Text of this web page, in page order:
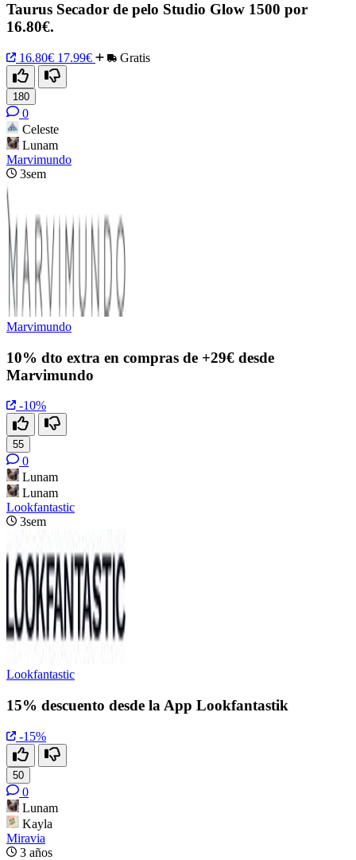
Taurus Secador de pelo Studio Glow 1500 por
16.80€.
16.80€ 17.99€ Gratis
180
0
Celeste
Lunam
Marvimundo
3sem
Marvimundo
10% dto extra en compras de +29€ desde
Marvimundo
-10%
55
0
Lunam
Lunam
Lookfantastic
3sem
Lookfantastic
15% descuento desde la App Lookfantastik
-15%
50
0
Lunam
Kayla
Miravia
3 años